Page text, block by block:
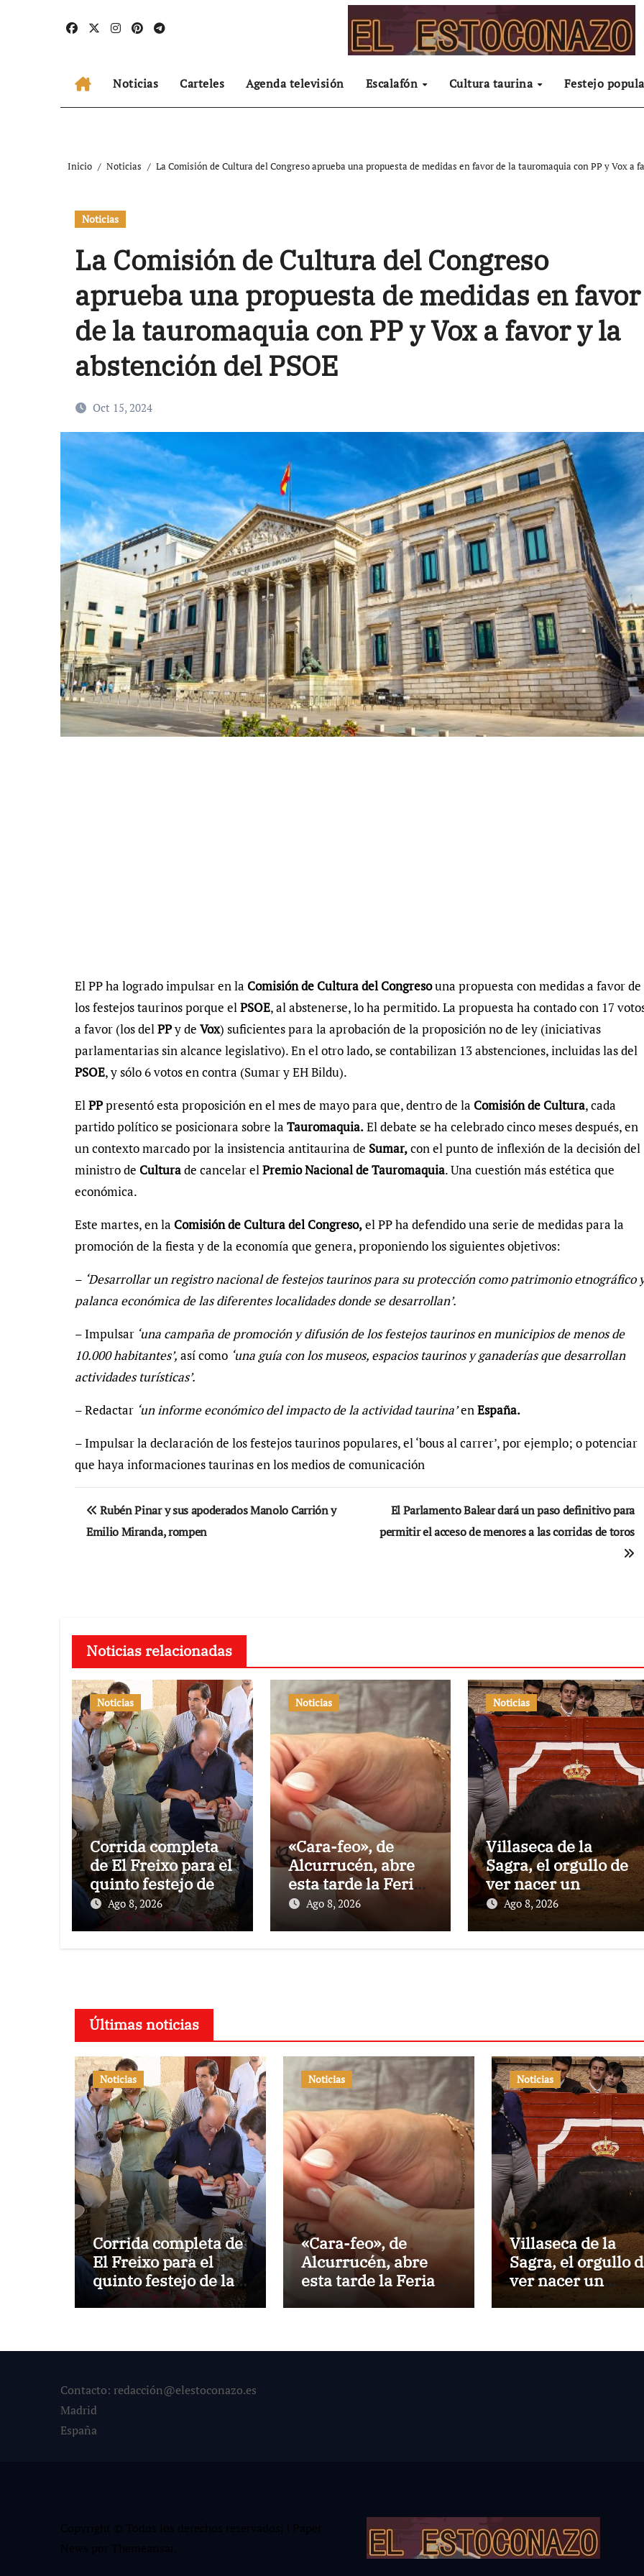
Noticias Carteles Agenda televisión Escalafón Cultura taurina Festejo
Inicio Noticias La Comisión de Cultura del Congreso aprueba una propuesta de medidas en favor de la tauromaquia con PP y Vox a
Noticias
La Comisión de Cultura del Congreso
aprueba una propuesta de medidas en favor
de la tauromaquia con PP y Vox a favor y la
abstención del PSOE
Oct 15, 2024
El PP ha logrado impulsar en la Comisión de Cultura del Congresouna propuesta con medidas a favor de
los festejos taurinos porque elPSOE, al abstenerse, lo ha permitido. La propuesta ha contado con 17
a favor (los delPPy de Vox) suficientes para la aprobación de la proposición no de ley (iniciativas
parlamentarias sin alcance legislativo). En el otro lado, se contabilizan 13 abstenciones, incluidas las del
PSOE, y sólo 6 votos en contra (Sumar y EH Bildu).
ElPPpresentó esta proposición en el mes de mayo para que, dentro de la Comisión de Cultura, cada
partido político se posicionara sobre la Tauromaquia.El debate se ha celebrado cinco meses después, en
un contexto marcado por la insistencia antitaurina de Sumar,con el punto de inflexión de la decisión del
ministro de Culturade cancelar elPremio Nacional de Tauromaquia. Una cuestión más estética que
económica.
Este martes, en la Comisión de Cultura del Congreso,el PP ha defendido una serie de medidas para la
promoción de la fiesta y de la economía que genera, proponiendo los siguientes objetivos:
– ‘Desarrollar un registro nacional de festejos taurinos para su protección como patrimonio etnográfico
palanca económica de las diferentes localidades donde se desarrollan’.
– Impulsar ‘una campaña de promoción y difusión de los festejos taurinos en municipios de menos de
10.000 habitantes’, así como ‘una guía con los museos, espacios taurinos y ganaderías que desarrollan
actividades turísticas’.
– Redactar ‘un informe económico del impacto de la actividad taurina’enEspaña.
– Impulsar la declaración de los festejos taurinos populares, el ‘bous al carrer’, por ejemplo; o potenciar
que haya informaciones taurinas en los medios de comunicación
Navegación
de
Rubén Pinar y sus apoderados Manolo Carrión y
Emilio Miranda, rompen
El Parlamento Balear dará un paso definitivo para
permitir el acceso de menores a las corridas de toros
Noticias relacionadas
Noticias
Corrida completa
de El Freixo para el
quinto festejo de la
Temporada de
Verano en El
Ago 8, 2026
Noticias
«Cara-feo», de
Alcurrucén, abre
esta tarde la Feria
de la Peregrina de
Ago 8, 2026
Noticias
Villaseca de la
Sagra, el orgullo de
ver nacer un
torero:Gorka Jerez
debutará vestido
Ago 8, 2026
Últimas noticias
Noticias
Corrida completa de
El Freixo para el
quinto festejo de la
Temporada de
Noticias
«Cara-feo», de
Alcurrucén, abre
esta tarde la Feria de
Noticias
Villaseca de la
Sagra, el orgullo
ver nacer un
torero:Gorka
Contacto: redacción@elestoconazo.es
Madrid
España